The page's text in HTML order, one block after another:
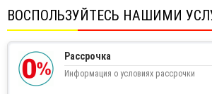
ВОСПОЛЬЗУЙТЕСЬ НАШИМИ
Рассрочка
Информация о условиях рассрочки